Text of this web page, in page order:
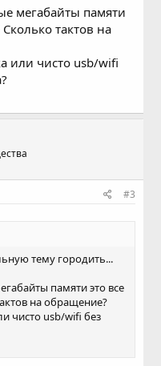
мегабайты памяти
тактов на
или чисто usb/wifi
#3
тему городить...
памяти это все
на обращение?
чисто usb/wifi без